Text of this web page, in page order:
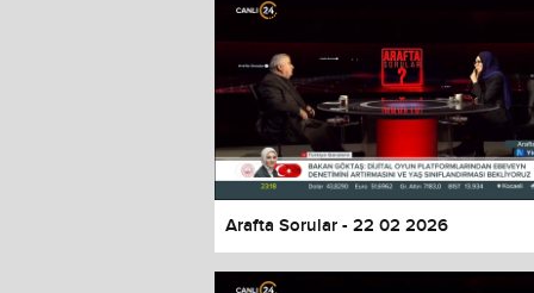
Arafta Sorular - 22 02 2026